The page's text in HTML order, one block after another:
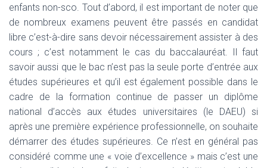
enfants non-sco. Tout d’abord, il est important de noter que
de nombreux examens peuvent être passés en candidat
libre c’est-à-dire sans devoir nécessairement assister à des
cours ; c’est notamment le cas du baccalauréat. Il faut
savoir aussi que le bac n’est pas la seule porte d’entrée aux
études supérieures et qu’il est également possible dans le
cadre de la formation continue de passer un diplôme
national d’accès aux études universitaires (le DAEU) si
après une première expérience professionnelle, on souhaite
démarrer des études supérieures. Ce n’est en général pas
considéré comme une « voie d’excellence » mais c’est une